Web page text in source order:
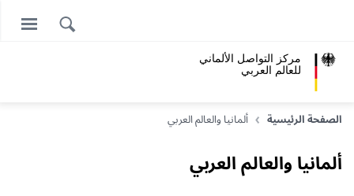
مركز التواصل الألماني
للعالم العربي
الصفحة الرئيسية ألمانيا والعالم العربي
ألمانيا والعالم العربي